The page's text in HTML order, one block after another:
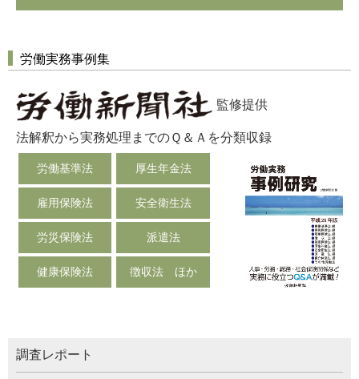
労働実務事例集
監修提供
法解釈から実務処理までのＱ＆Ａを分類収録
労働基準法 厚生年金法
雇用保険法 安全衛生法
労災保険法 派遣法
健康保険法 徴収法 ほか
調査レポート